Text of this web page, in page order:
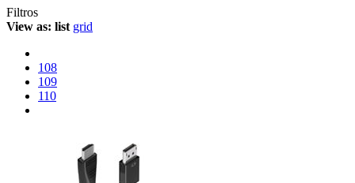
Filtros
View as: list grid
108
109
110